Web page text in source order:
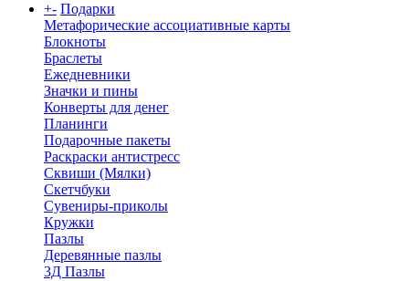
+- Подарки
Метафорические ассоциативные карты
Блокноты
Браслеты
Ежедневники
Значки и пины
Конверты для денег
Планинги
Подарочные пакеты
Раскраски антистресс
Сквиши (Мялки)
Скетчбуки
Сувениры-приколы
Кружки
Пазлы
Деревянные пазлы
3Д Пазлы